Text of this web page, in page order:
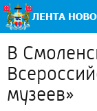
В
музеев»